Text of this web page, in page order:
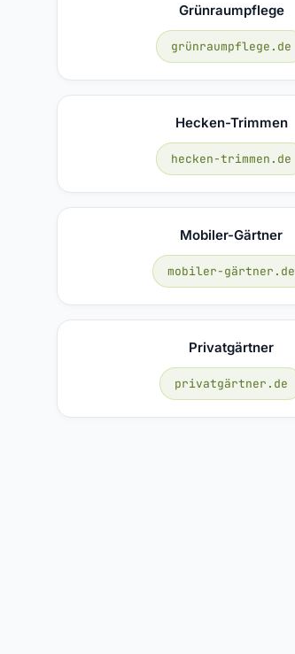
Grünraumpflege
grünraumpflege.de
Hecken-Trimmen
hecken-trimmen.de
Mobiler-Gärtner
mobiler-gärtner.de
Privatgärtner
privatgärtner.de